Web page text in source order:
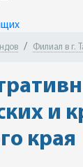
Филиал в г.
и
края